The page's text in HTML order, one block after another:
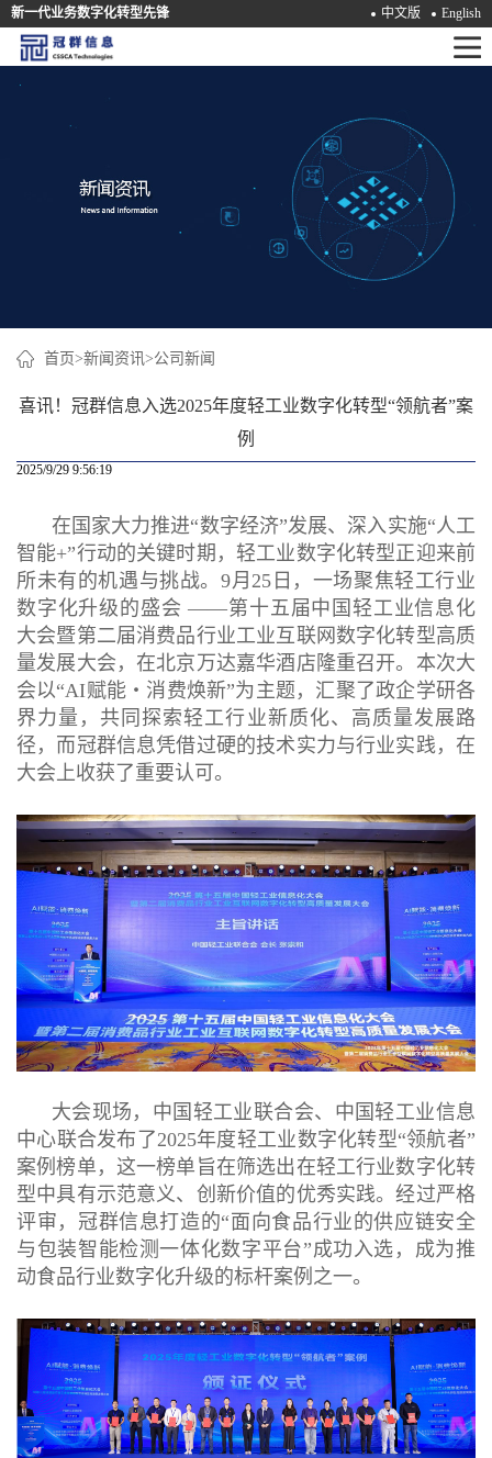
新一代业务数字化转型先锋 中文版 English
首
首页>新闻资讯>公司新闻
喜讯！冠群信息入选2025年度轻工业数字化转型“领航者”案
例
2025/9/29 9:56:19
在国家大力推进“数字经济”发展、深入实施“人工
智能+”行动的关键时期，轻工业数字化转型正迎来前
所未有的机遇与挑战。9月25日，一场聚焦轻工行业
数字化升级的盛会 ——第十五届中国轻工业信息化
大会暨第二届消费品行业工业互联网数字化转型高质
量发展大会，在北京万达嘉华酒店隆重召开。本次大
会以“AI赋能・消费焕新”为主题，汇聚了政企学研各
界力量，共同探索轻工行业新质化、高质量发展路
径，而冠群信息凭借过硬的技术实力与行业实践，在
大会上收获了重要认可。
大会现场，中国轻工业联合会、中国轻工业信息
中心联合发布了2025年度轻工业数字化转型“领航者”
案例榜单，这一榜单旨在筛选出在轻工行业数字化转
型中具有示范意义、创新价值的优秀实践。经过严格
评审，冠群信息打造的“面向食品行业的供应链安全
与包装智能检测一体化数字平台”成功入选，成为推
动食品行业数字化升级的标杆案例之一。